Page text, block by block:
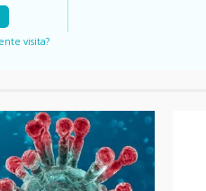
visita?